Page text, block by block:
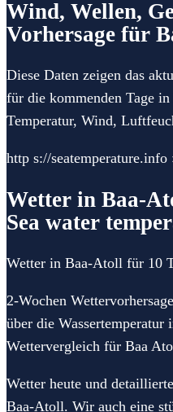
Wind, Wellen,
Vorhersage für
Diese Daten zeigen das
für die kommenden Tage
Temperatur, Wind,
http s://seatemperature.info
Wetter in Baa-
Sea water
Wetter in Baa-Atoll für 10
2-Wochen
über die
Wettervergleich für Baa
Wetter heute und
Baa-Atoll. Wir auch eine